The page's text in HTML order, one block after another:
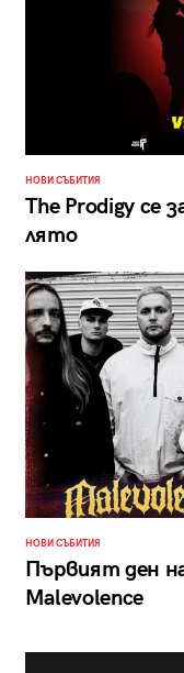
НОВИ СЪБИТИЯ
The Prodigy се
лято
НОВИ СЪБИТИЯ
Първият ден
Malevolence